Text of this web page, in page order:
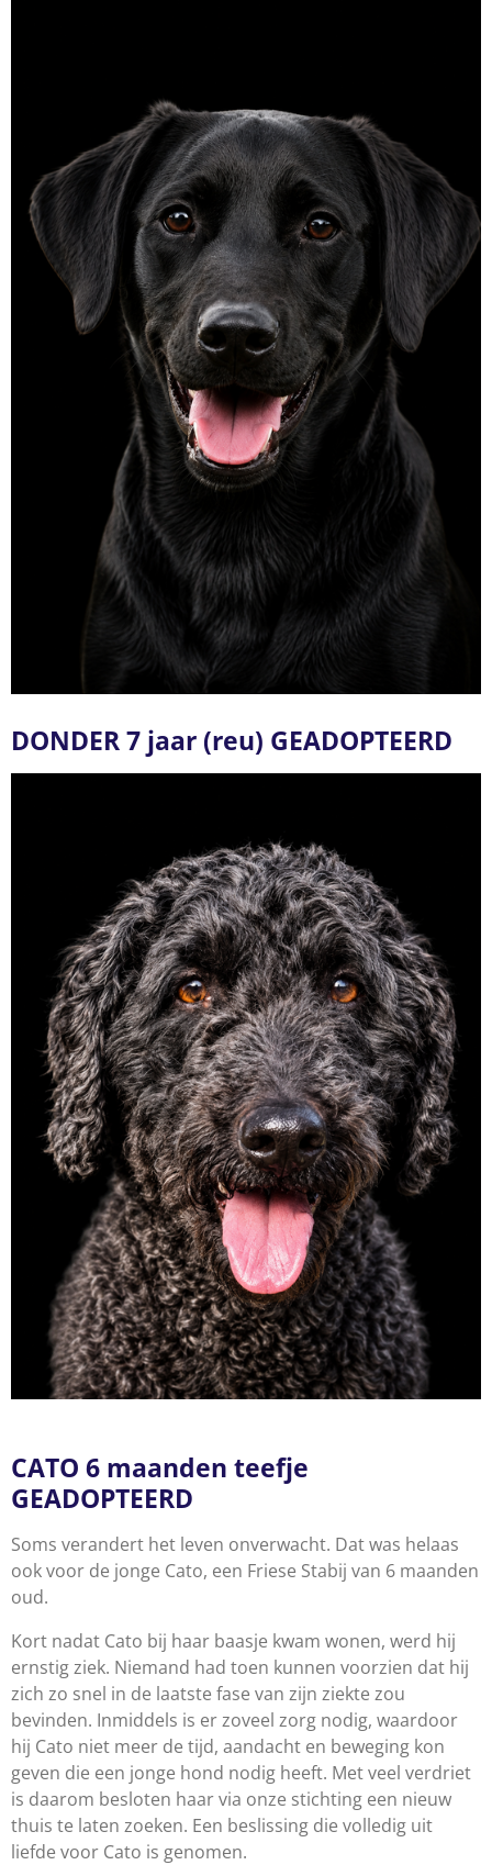
DONDER 7 jaar (reu) GEADOPTEERD
CATO 6 maanden teefje
GEADOPTEERD
Soms verandert het leven onverwacht. Dat was helaas
ook voor de jonge Cato, een Friese Stabij van 6 maanden
oud.
Kort nadat Cato bij haar baasje kwam wonen, werd hij
ernstig ziek. Niemand had toen kunnen voorzien dat hij
zich zo snel in de laatste fase van zijn ziekte zou
bevinden. Inmiddels is er zoveel zorg nodig, waardoor
hij Cato niet meer de tijd, aandacht en beweging kon
geven die een jonge hond nodig heeft. Met veel verdriet
is daarom besloten haar via onze stichting een nieuw
thuis te laten zoeken. Een beslissing die volledig uit
liefde voor Cato is genomen.